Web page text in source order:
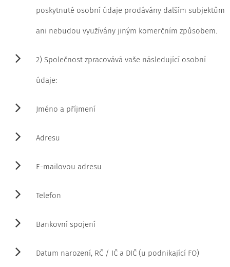
poskytnuté osobní údaje prodávány dalším subjektům
ani nebudou využívány jiným komerčním způsobem.
2) Společnost zpracovává vaše následující osobní
údaje:
Jméno a příjmení
Adresu
E-mailovou adresu
Telefon
Bankovní spojení
Datum narození, RČ / IČ a DIČ (u podnikající FO)